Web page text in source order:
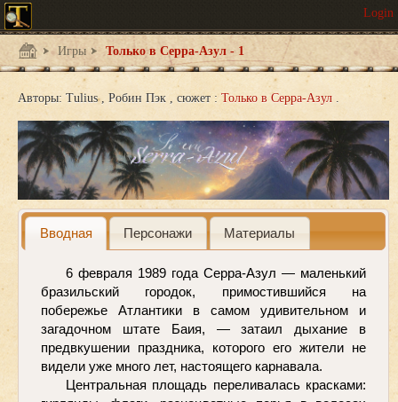
Игры Только в Серра-Азул - 1
Авторы: Tulius Робин Пэк сюжет : Только в Серра-Азул
Вводная Персонажи Материалы
6 февраля 1989 года Серра-Азул — маленький
бразильский городок, примостившийся на
побережье Атлантики в самом удивительном и
загадочном штате Баия, — затаил дыхание в
предвкушении праздника, которого его жители не
видели уже много лет, настоящего карнавала.
Центральная площадь переливалась красками: